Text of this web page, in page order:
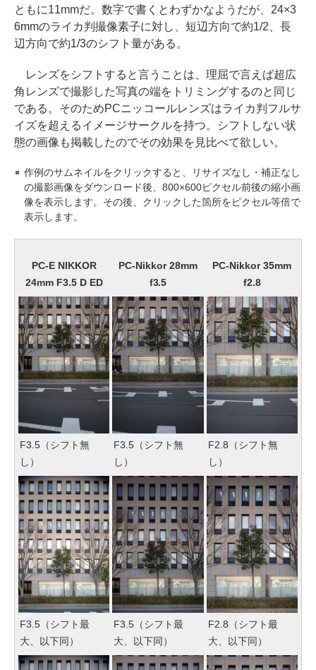
ともに11mmだ。数字で書くとわずかなようだが、24×3
6mmのライカ判撮像素子に対し、短辺方向で約1/2、長
辺方向で約1/3のシフト量がある。
レンズをシフトすると言うことは、理屈で言えば超広
角レンズで撮影した写真の端をトリミングするのと同じ
である。そのためPCニッコールレンズはライカ判フルサ
イズを超えるイメージサークルを持つ。シフトしない状
態の画像も掲載したのでその効果を見比べて欲しい。
作例のサムネイルをクリックすると、リサイズなし・補正なし
の撮影画像をダウンロード後、800×600ピクセル前後の縮小画
像を表示します。その後、クリックした箇所をピクセル等倍で
表示します。
PC-E NIKKOR
24mm F3.5 D ED
PC-Nikkor 28mm
f3.5
PC-Nikkor 35mm
f2.8
F3.5（シフト無
し）
F3.5（シフト無
し）
F2.8（シフト無
し）
F3.5（シフト最
大、以下同）
F3.5（シフト最
大、以下同）
F2.8（シフト最
大、以下同）